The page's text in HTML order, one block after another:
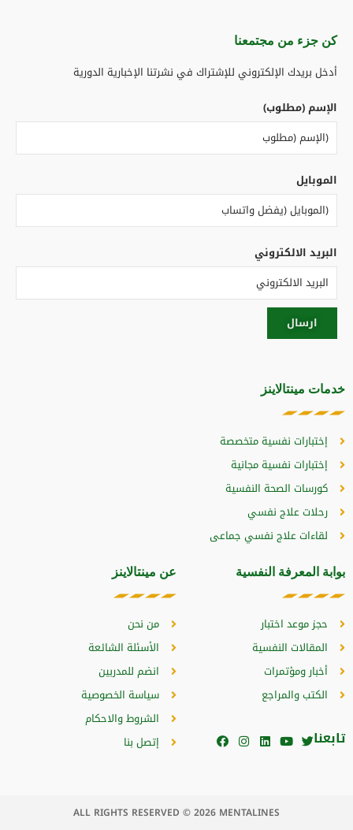
عن مينتالاينز
من نحن
الأسئلة الشائعة
انضم للمدربين
سياسة الخصوصية
الشروط والاحكام
إتصل بنا
بوابة المعرفة النفسية
حجز موعد اختبار
المقالات النفسية
أخبار ومؤتمرات
الكتب والمراجع
تابعنا
خدمات مينتالاينز
إختبارات نفسية متخصصة
إختبارات نفسية مجانية
كورسات الصحة النفسية
رحلات علاج نفسي
لقاءات علاج نفسي جماعى
كن جزء من مجتمعنا​
أدخل بريدك الإلكتروني للإشتراك في نشرتنا الإخبارية الدورية
الإسم (مطلوب)
الموبايل
البريد الالكتروني
ALL RIGHTS RESERVED © 2026 MENTALINES